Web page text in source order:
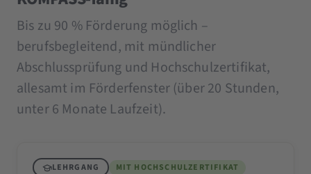
Bis zu 90 % Förderung möglich –
berufsbegleitend, mit mündlicher
Abschlussprüfung und Hochschulzertifikat,
allesamt im Förderfenster (über 20 Stunden,
unter 6 Monate Laufzeit).
LEHRGANG MIT HOCHSCHULZERTIFIKAT